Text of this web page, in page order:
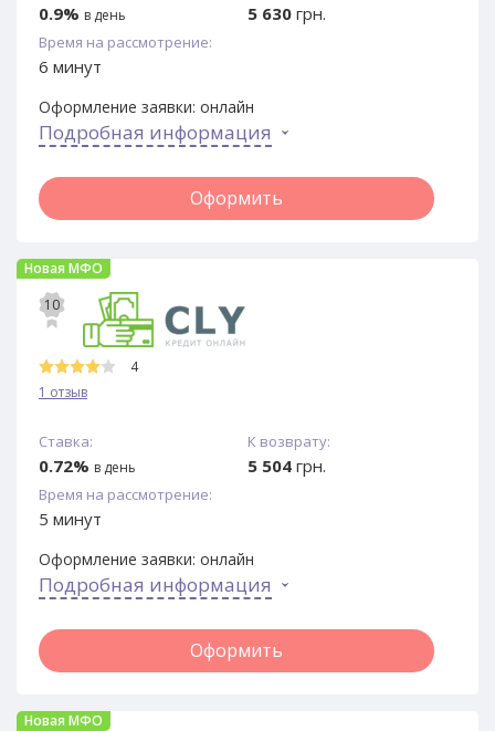
0.9% в день 5 630 грн.
Время на рассмотрение:
6 минут
Оформление заявки: онлайн
Подробная информация
Оформить
Новая МФО
10
4
1 отзыв
Ставка:
0.72% в день
К возврату:
5 504 грн.
Время на рассмотрение:
5 минут
Оформление заявки: онлайн
Подробная информация
Оформить
Новая МФО